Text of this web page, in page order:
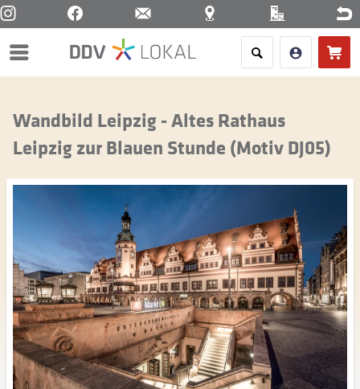
Menü
Wandbild Leipzig - Altes Rathaus
Leipzig zur Blauen Stunde (Motiv DJ05)